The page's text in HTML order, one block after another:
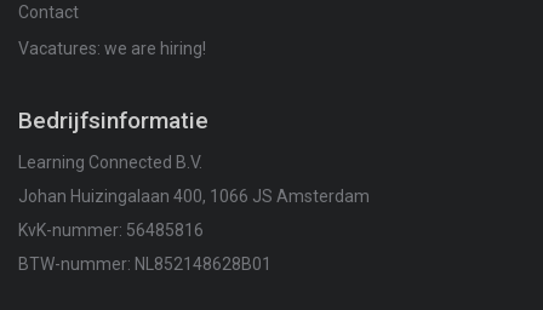
Contact
Vacatures: we are hiring!
Bedrijfsinformatie
Learning Connected B.V.
Johan Huizingalaan 400, 1066 JS Amsterdam
KvK-nummer: 56485816
BTW-nummer: NL852148628B01